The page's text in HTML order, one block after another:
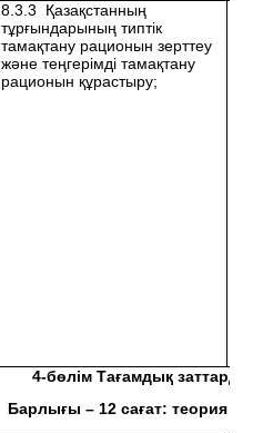
8.3.3 Қазақстанның
тұрғындарының типтік
тамақтану рационын зерттеу
және теңгерімді тамақтану
рационын құрастыру;
4-бөлім Тағамдық
Барлығы – 12 сағат: теория -